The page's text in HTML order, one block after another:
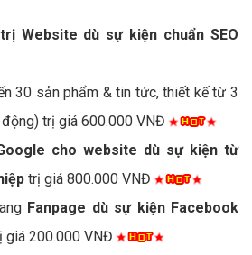
Website dù sự kiện chuẩn SEO
30 sản phẩm & tin tức, thiết kế từ 3
trị giá 600.000 VNĐ
cho website dù sự kiện từ
trị giá 800.000 VNĐ
Fanpage dù sự kiện Facebook
giá 200.000 VNĐ